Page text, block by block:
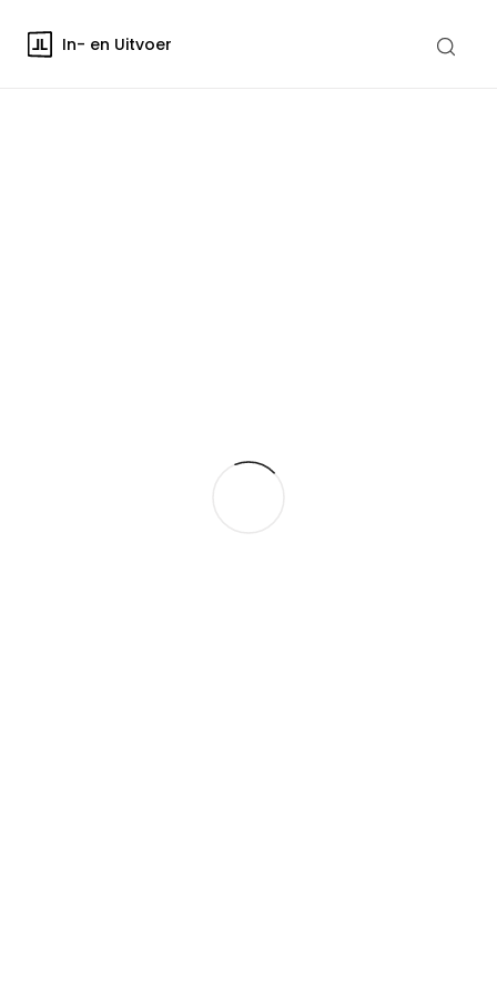
In- en Uitvoer